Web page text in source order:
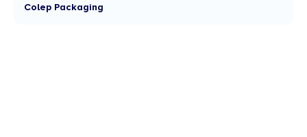
Colep Packaging